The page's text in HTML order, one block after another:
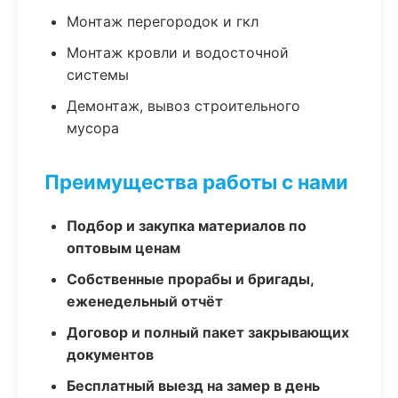
Монтаж перегородок и гкл
Монтаж кровли и водосточной
системы
Демонтаж, вывоз строительного
мусора
Преимущества работы с нами
Подбор и закупка материалов по
оптовым ценам
Собственные прорабы и бригады,
еженедельный отчёт
Договор и полный пакет закрывающих
документов
Бесплатный выезд на замер в день